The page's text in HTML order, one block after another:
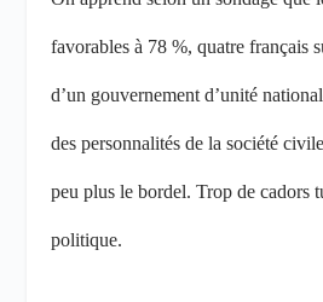
favorables à 78 %, quatre français
d’un gouvernement d’unité
des personnalités de la société
peu plus le bordel. Trop de cadors
politique.